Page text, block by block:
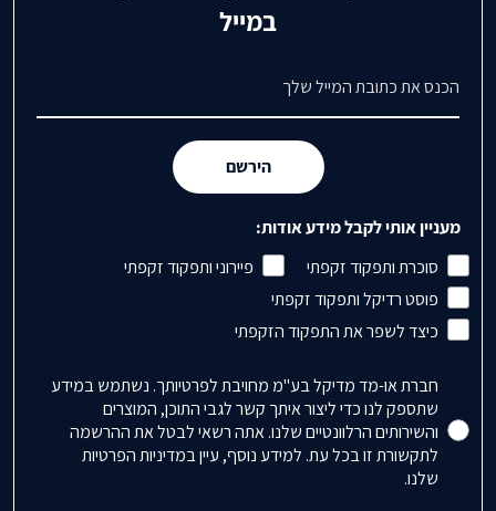
במייל
הירשם
מעניין אותי לקבל מידע אודות:
סוכרת ותפקוד זקפתי
פיירוני ותפקוד זקפתי
פוסט רדיקל ותפקוד זקפתי
כיצד לשפר את התפקוד הזקפתי
Accepts Marketing
חברת או-מד מדיקל בע"מ מחויבת לפרטיותך. נשתמש במידע
שתספק לנו כדי ליצור איתך קשר לגבי התוכן, המוצרים
והשירותים הרלוונטיים שלנו. אתה רשאי לבטל את ההרשמה
לתקשורת זו בכל עת. למידע נוסף, עיין במדיניות הפרטיות
שלנו.